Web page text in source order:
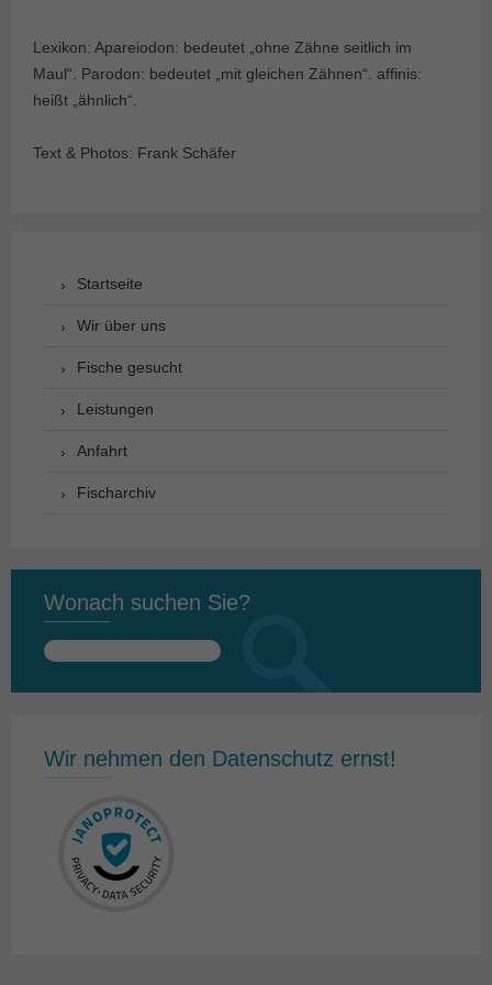
Lexikon: Apareiodon: bedeutet „ohne Zähne seitlich im
Maul“. Parodon: bedeutet „mit gleichen Zähnen“. affinis:
heißt „ähnlich“.
Text & Photos: Frank Schäfer
Startseite
Wir über uns
Fische gesucht
Leistungen
Anfahrt
Fischarchiv
Wonach suchen Sie?
Suchen
Wir nehmen den Datenschutz ernst!